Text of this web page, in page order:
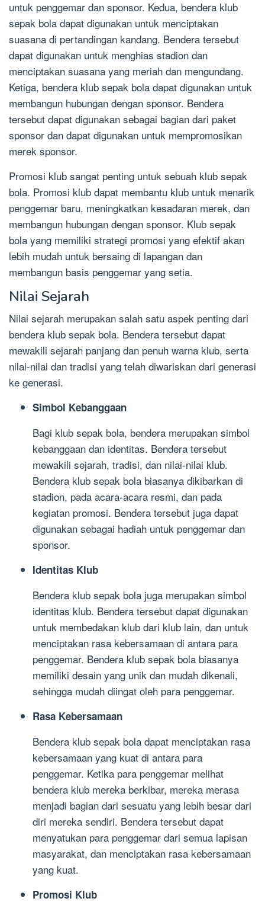
untuk penggemar dan sponsor. Kedua, bendera klub
sepak bola dapat digunakan untuk menciptakan
suasana di pertandingan kandang. Bendera tersebut
dapat digunakan untuk menghias stadion dan
menciptakan suasana yang meriah dan mengundang.
Ketiga, bendera klub sepak bola dapat digunakan untuk
membangun hubungan dengan sponsor. Bendera
tersebut dapat digunakan sebagai bagian dari paket
sponsor dan dapat digunakan untuk mempromosikan
merek sponsor.
Promosi klub sangat penting untuk sebuah klub sepak
bola. Promosi klub dapat membantu klub untuk menarik
penggemar baru, meningkatkan kesadaran merek, dan
membangun hubungan dengan sponsor. Klub sepak
bola yang memiliki strategi promosi yang efektif akan
lebih mudah untuk bersaing di lapangan dan
membangun basis penggemar yang setia.
Nilai Sejarah
Nilai sejarah merupakan salah satu aspek penting dari
bendera klub sepak bola. Bendera tersebut dapat
mewakili sejarah panjang dan penuh warna klub, serta
nilai-nilai dan tradisi yang telah diwariskan dari generasi
ke generasi.
Simbol Kebanggaan
Bagi klub sepak bola, bendera merupakan simbol
kebanggaan dan identitas. Bendera tersebut
mewakili sejarah, tradisi, dan nilai-nilai klub.
Bendera klub sepak bola biasanya dikibarkan di
stadion, pada acara-acara resmi, dan pada
kegiatan promosi. Bendera tersebut juga dapat
digunakan sebagai hadiah untuk penggemar dan
sponsor.
Identitas Klub
Bendera klub sepak bola juga merupakan simbol
identitas klub. Bendera tersebut dapat digunakan
untuk membedakan klub dari klub lain, dan untuk
menciptakan rasa kebersamaan di antara para
penggemar. Bendera klub sepak bola biasanya
memiliki desain yang unik dan mudah dikenali,
sehingga mudah diingat oleh para penggemar.
Rasa Kebersamaan
Bendera klub sepak bola dapat menciptakan rasa
kebersamaan yang kuat di antara para
penggemar. Ketika para penggemar melihat
bendera klub mereka berkibar, mereka merasa
menjadi bagian dari sesuatu yang lebih besar dari
diri mereka sendiri. Bendera tersebut dapat
menyatukan para penggemar dari semua lapisan
masyarakat, dan menciptakan rasa kebersamaan
yang kuat.
Promosi Klub